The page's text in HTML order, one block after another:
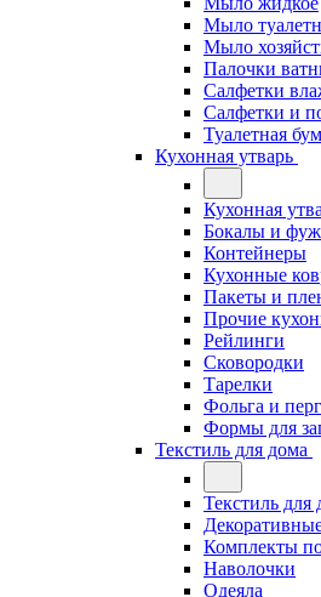
Мыло
Мыло
Палочки
Салфетки
Салфетки и
Туалетная
Кухонная утварь
Кухонная
Бокалы и
Контейнеры
Кухонные
Пакеты и
Прочие
Рейлинги
Сковородки
Тарелки
Фольга и
Формы для
Текстиль для дома
Текстиль для
Комплекты
Наволочки
Одеяла